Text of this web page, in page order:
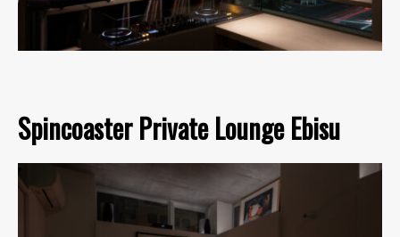
Spincoaster Private Lounge Ebisu